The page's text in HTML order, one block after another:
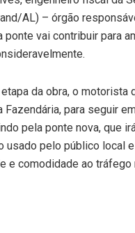
AL) – órgão
ponte vai contribuir para
da obra, o
Fazendária, para seguir
pela ponte nova, que
usado pelo público local
e comodidade ao tráfego